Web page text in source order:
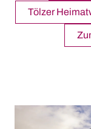
Tölzer
Tölzer
Geokulturpfad
Tölzer